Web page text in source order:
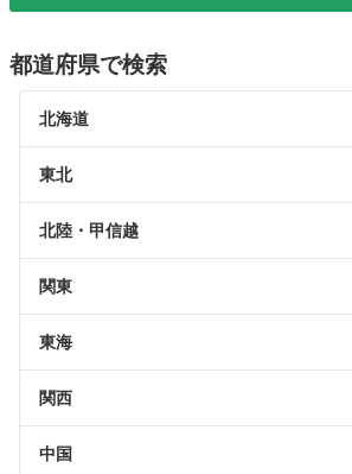
都道府県で検索
北海道
東北
北陸・甲信越
関東
東海
関西
中国